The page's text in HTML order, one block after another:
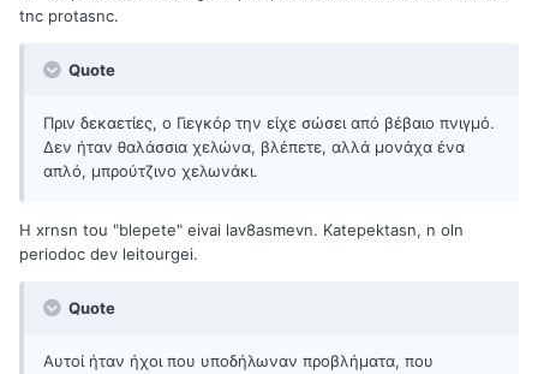
tnc protasnc.
Quote
Πριν δεκαετίες, ο Γιεγκόρ την είχε σώσει από βέβαιο πνιγμό.
Δεν ήταν θαλάσσια χελώνα, βλέπετε, αλλά μονάχα ένα
απλό, μπρούτζινο χελωνάκι.
H xrnsn tou "blepete" eivai lav8asmevn. Katepektasn, n oln
periodoc dev leitourgei.
Quote
Αυτοί ήταν ήχοι που υποδήλωναν προβλήματα, που